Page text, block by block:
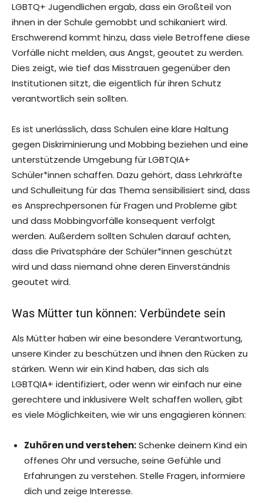
LGBTQ+ Jugendlichen ergab, dass ein Großteil von
ihnen in der Schule gemobbt und schikaniert wird.
Erschwerend kommt hinzu, dass viele Betroffene diese
Vorfälle nicht melden, aus Angst, geoutet zu werden.
Dies zeigt, wie tief das Misstrauen gegenüber den
Institutionen sitzt, die eigentlich für ihren Schutz
verantwortlich sein sollten.
Es ist unerlässlich, dass Schulen eine klare Haltung
gegen Diskriminierung und Mobbing beziehen und eine
unterstützende Umgebung für LGBTQIA+
Schüler*innen schaffen. Dazu gehört, dass Lehrkräfte
und Schulleitung für das Thema sensibilisiert sind, dass
es Ansprechpersonen für Fragen und Probleme gibt
und dass Mobbingvorfälle konsequent verfolgt
werden. Außerdem sollten Schulen darauf achten,
dass die Privatsphäre der Schüler*innen geschützt
wird und dass niemand ohne deren Einverständnis
geoutet wird.
Was Mütter tun können: Verbündete sein
Als Mütter haben wir eine besondere Verantwortung,
unsere Kinder zu beschützen und ihnen den Rücken zu
stärken. Wenn wir ein Kind haben, das sich als
LGBTQIA+ identifiziert, oder wenn wir einfach nur eine
gerechtere und inklusivere Welt schaffen wollen, gibt
es viele Möglichkeiten, wie wir uns engagieren können:
Zuhören und verstehen:Schenke deinem Kind ein
offenes Ohr und versuche, seine Gefühle und
Erfahrungen zu verstehen. Stelle Fragen, informiere
dich und zeige Interesse.